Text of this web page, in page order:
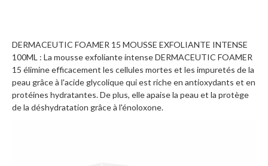
DERMACEUTIC FOAMER 15 MOUSSE EXFOLIANTE INTENSE
100ML : La mousse exfoliante intense DERMACEUTIC FOAMER
15 élimine efficacement les cellules mortes et les impuretés de la
peau grâce à l'acide glycolique qui est riche en antioxydants et en
protéines hydratantes. De plus, elle apaise la peau et la protège
de la déshydratation grâce à l'énoloxone.